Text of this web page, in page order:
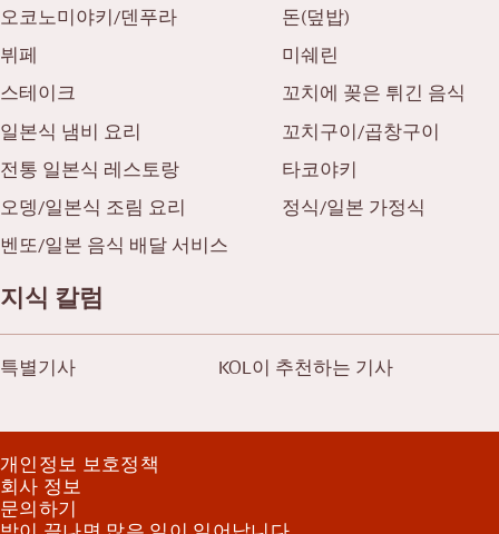
오코노미야키/덴푸라
돈(덮밥)
뷔페
미쉐린
스테이크
꼬치에 꽂은 튀긴 음식
일본식 냄비 요리
꼬치구이/곱창구이
전통 일본식 레스토랑
타코야키
오뎅/일본식 조림 요리
정식/일본 가정식
벤또/일본 음식 배달 서비스
지식 칼럼
특별기사 KOL이 추천하는 기사
개인정보 보호정책
회사 정보
문의하기